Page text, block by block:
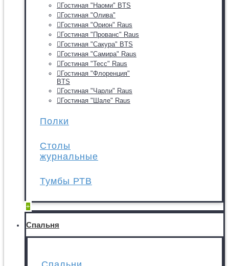
Гостиная "Наоми" BTS
Гостиная "Олива"
Гостиная "Орион" Raus
Гостиная "Прованс" Raus
Гостиная "Сакура" BTS
Гостиная "Самира" Raus
Гостиная "Тесс" Raus
Гостиная "Флоренция"
BTS
Гостиная "Чарли" Raus
Гостиная "Шале" Raus
Полки
Столы
журнальные
Тумбы РТВ
+
Спальня